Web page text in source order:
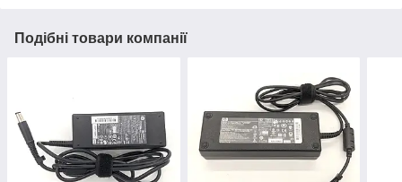
Подібні товари компанії